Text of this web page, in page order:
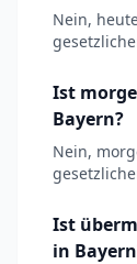
Nein,
Ist
Bayern?
Nein,
Ist
in